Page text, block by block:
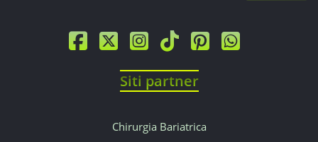
Siti partner
Chirurgia Bariatrica